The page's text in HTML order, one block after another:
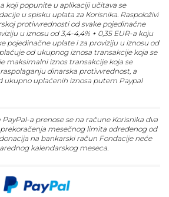
koji popunite u aplikaciji učitava se
u spisku uplata za Korisnika. Raspoloživi
protivvrednosti od svake pojedinačne
u iznosu od 3,4-4,4% + 0,35 EUR-a koju
pojedinačne uplate i za proviziju u iznosu od
od ukupnog iznosa transakcije koja se
maksimalni iznos transakcije koja se
dinarska protivvrednost, a
ukupno uplaćenih iznosa putem Paypal
a prenose se na račune Korisnika dva
mesečnog limita određenog od
na bankarski račun Fondacije neće
kalendarskog meseca.